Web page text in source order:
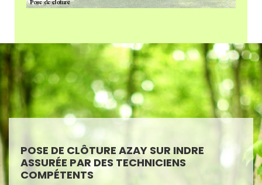
POSE DE CLÔTURE AZAY SUR INDRE
ASSURÉE PAR DES TECHNICIENS
COMPÉTENTS